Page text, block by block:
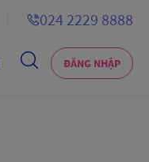
024 2229 8888
ĐĂNG NHẬP